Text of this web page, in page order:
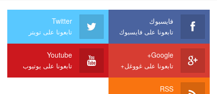
فايسبوك
تابعونا على فايسبوك
Twitter
تابعونا على تويتر
Google+
تابعونا على غووغل+
Youtube
تابعونا على يوتيوب
RSS